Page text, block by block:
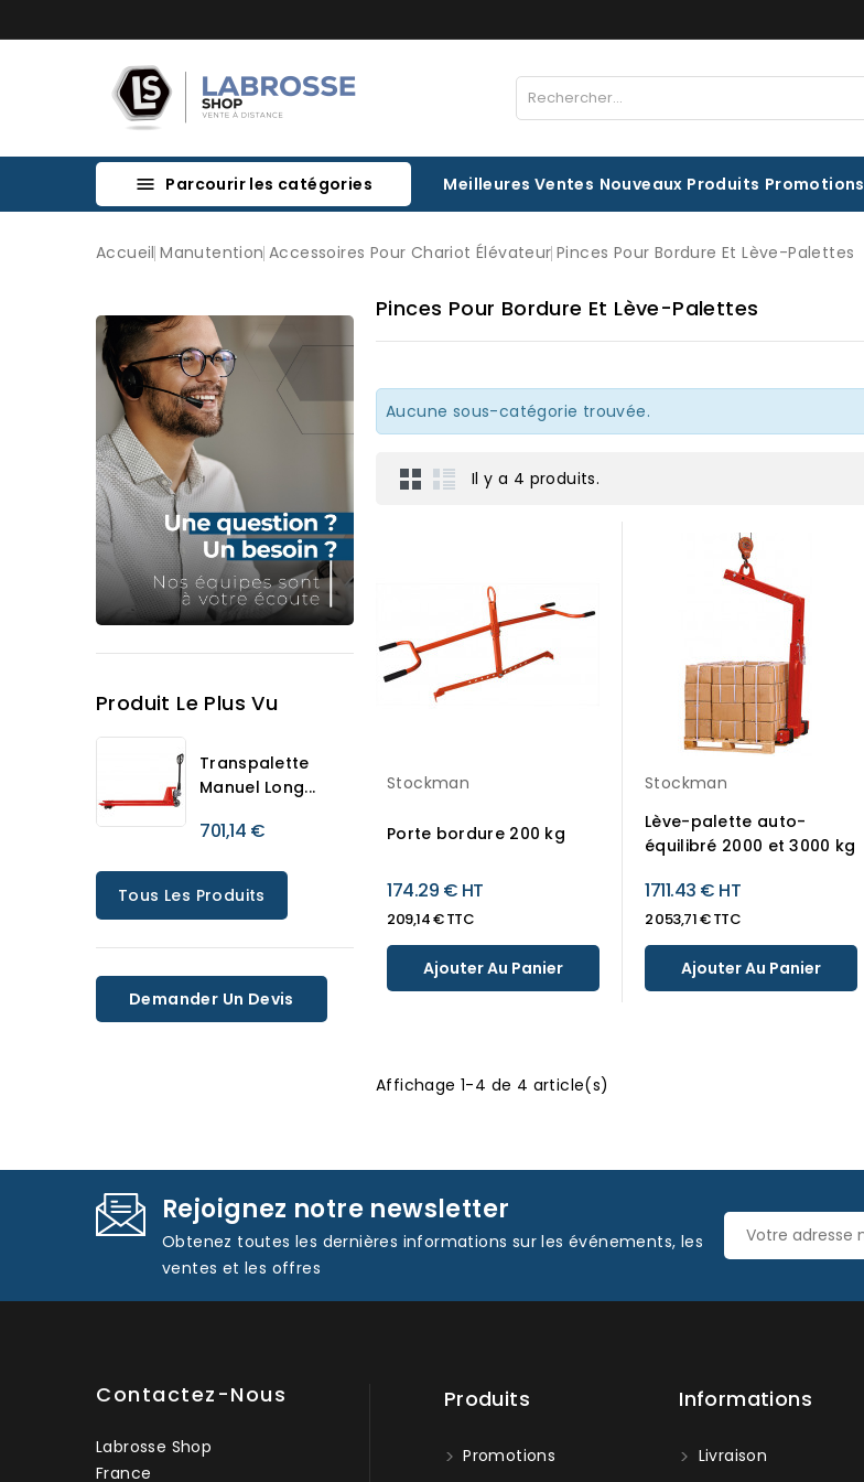
 Parcourir les catégories Meilleures Ventes Nouveaux Produits Promotions
Accueil Manutention Accessoires Pour Chariot Élévateur Pinces Pour Bordure Et Lève-Palettes
Produit Le Plus Vu
Transpalette
Manuel Long...
701,14 €
Tous Les Produits
Demander Un Devis
Pinces Pour Bordure Et Lève-Palettes
Aucune sous-catégorie trouvée.
Il y a 4 produits.
Stockman
Porte bordure 200 kg
174.29 € HT
209,14 € TTC
Ajouter Au Panier
Stockman
Lève-palette auto-
équilibré 2000 et 3000 kg
1711.43 € HT
2 053,71 € TTC
Ajouter Au Panier
Affichage 1-4 de 4 article(s)
Rejoignez notre newsletter
Obtenez toutes les dernières informations sur les événements, les
ventes et les offres
Contactez-Nous
Labrosse Shop
France
Produits
Promotions
Informations
Livraison